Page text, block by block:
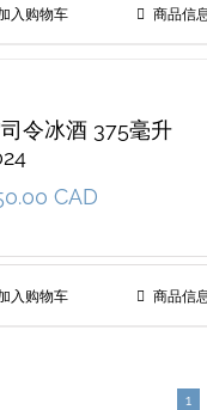
入购物车 商品信
令冰酒 375毫升
CAD
入购物车 商品信
1